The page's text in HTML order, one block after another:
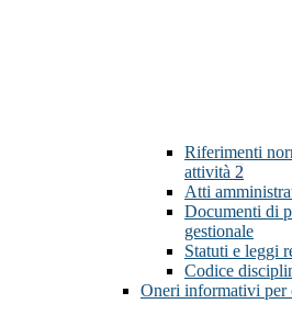
Riferimenti
attività 2
Atti
Documenti di
gestionale
Statuti e leggi
Codice
Oneri informativi per